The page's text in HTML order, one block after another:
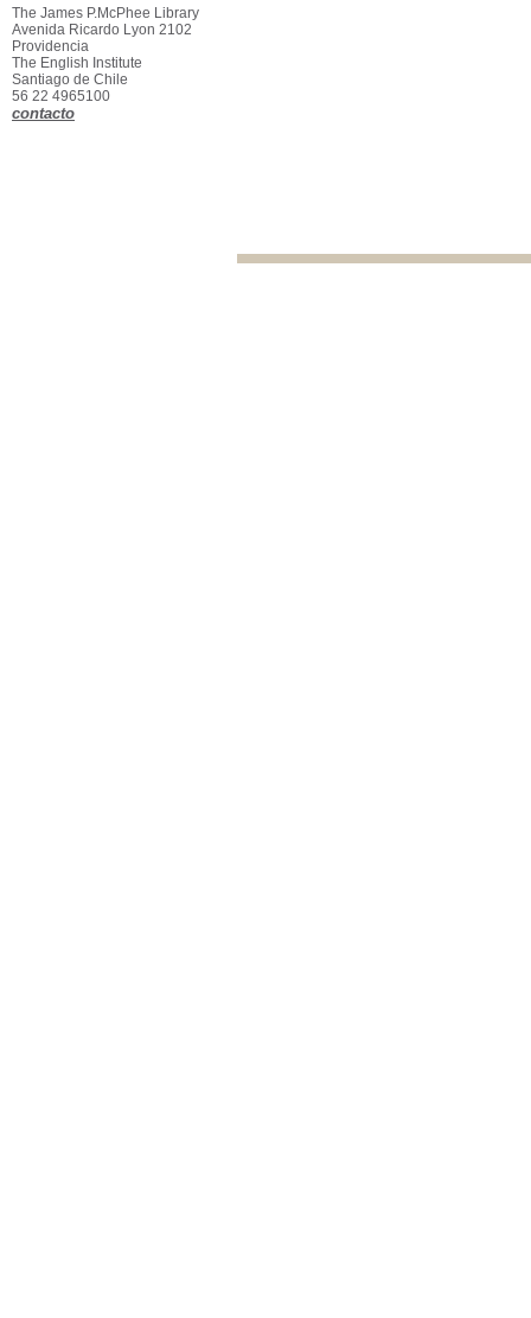
The James P.McPhee Library
Avenida Ricardo Lyon 2102
Providencia
The English Institute
Santiago de Chile
56 22 4965100
contacto